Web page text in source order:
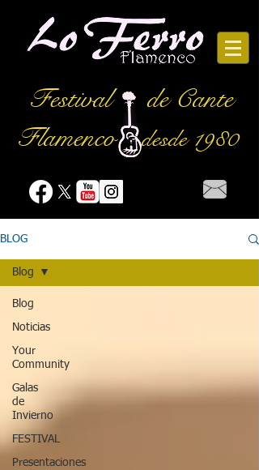
Festival
de Cante
Flamencodesde 1980
BLOG
Blog
Noticias
Your
Community
Galas
de
Invierno
FESTIVAL
Presentaciones
Blog